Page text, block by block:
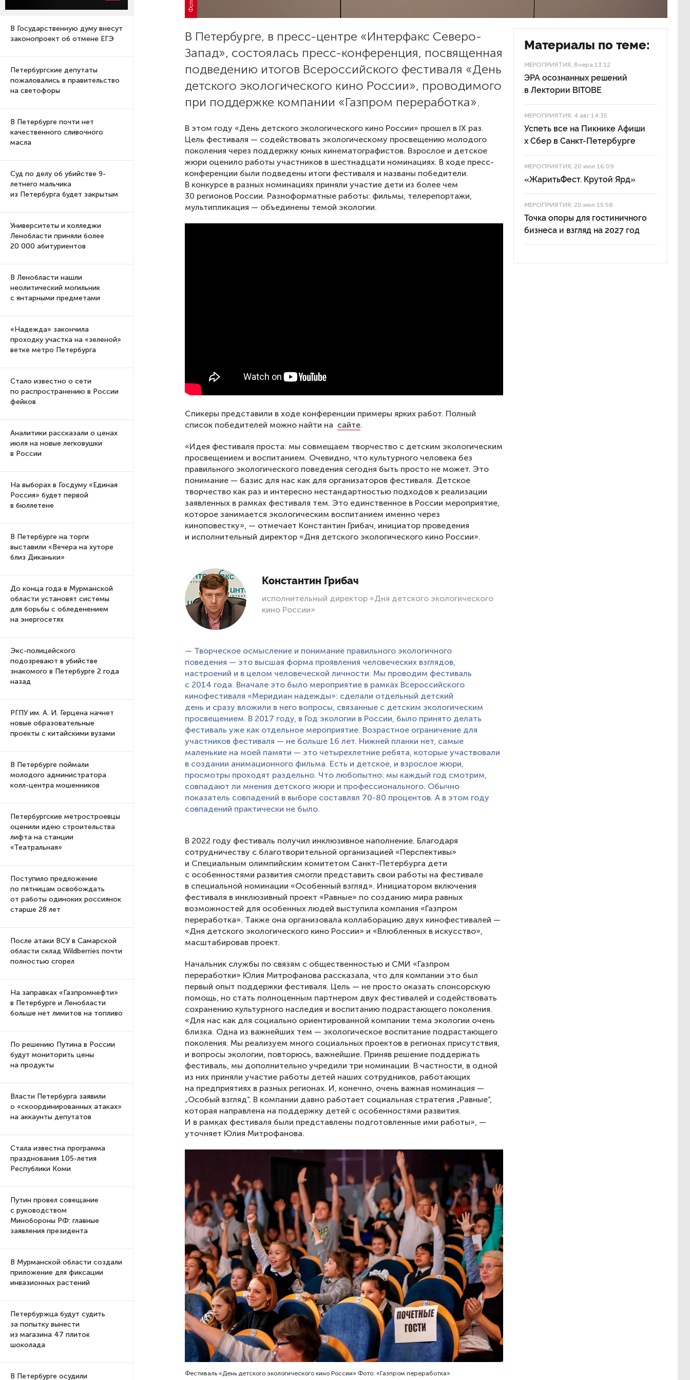
В Государственную думу внесут
законопроект об отмене ЕГЭ
Петербургские депутаты
пожаловались в правительство
на светофоры
В Петербурге почти нет
качественного сливочного
масла
Суд по делу об убийстве 9-
летнего мальчика
из Петербурга будет закрытым
Университеты и колледжи
Ленобласти приняли более
20 000 абитуриентов
В Ленобласти нашли
неолитический могильник
с янтарными предметами
«Надежда» закончила
проходку участка на «зеленой»
ветке метро Петербурга
Стало известно о сети
по распространению в России
фейков
Аналитики рассказали о ценах
июля на новые легковушки
в России
На выборах в Госдуму «Единая
Россия» будет первой
в бюллетене
В Петербурге на торги
выставили «Вечера на хуторе
близ Диканьки»
До конца года в Мурманской
области установят системы
для борьбы с обледенением
на энергосетях
Экс-полицейского
подозревают в убийстве
знакомого в Петербурге 2 года
назад
РГПУ им. А. И. Герцена начнет
новые образовательные
проекты с китайскими вузами
В Петербурге поймали
молодого администратора
колл-центра мошенников
Петербургские метростроевцы
оценили идею строительства
лифта на станции
«Театральная»
Поступило предложение
по пятницам освобождать
от работы одиноких россиянок
старше 28 лет
После атаки ВСУ в Самарской
области склад Wildberries почти
полностью сгорел
На заправках «Газпромнефти»
в Петербурге и Ленобласти
больше нет лимитов на топливо
По решению Путина в России
будут мониторить цены
на продукты
Власти Петербурга заявили
о «скоординированных атаках»
на аккаунты депутатов
Стала известна программа
празднования 105-летия
Республики Коми
Путин провел совещание
с руководством
Минобороны РФ: главные
заявления президента
В Мурманской области создали
приложение для фиксации
инвазионных растений
Петербуржца будут судить
за попытку вынести
из магазина 47 плиток
шоколада
В Петербурге осудили
В Петербурге, в пресс-центре «Интерфакс Северо-
Запад», состоялась пресс-конференция, посвященная
подведению итогов Всероссийского фестиваля «День
детского экологического кино России», проводимого
при поддержке компании «Газпром переработка».
В этом году «День детского экологического кино России» прошел в IX раз.
Цель фестиваля — содействовать экологическому просвещению молодого
поколения через поддержку юных кинематографистов. Взрослое и детское
жюри оценило работы участников в шестнадцати номинациях. В ходе пресс-
конференции были подведены итоги фестиваля и названы победители.
В конкурсе в разных номинациях приняли участие дети из более чем
30 регионов России. Разноформатные работы: фильмы, телерепортажи,
мультипликация — объединены темой экологии.
Спикеры представили в ходе конференции примеры ярких работ. Полный
список победителей можно найти на сайте.
«Идея фестиваля проста: мы совмещаем творчество с детским экологическим
просвещением и воспитанием. Очевидно, что культурного человека без
правильного экологического поведения сегодня быть просто не может. Это
понимание — базис для нас как для организаторов фестиваля. Детское
творчество как раз и интересно нестандартностью подходов к реализации
заявленных в рамках фестиваля тем. Это единственное в России мероприятие,
которое занимается экологическим воспитанием именно через
киноповестку», — отмечает Константин Грибач, инициатор проведения
и исполнительный директор «Дня детского экологического кино России».
Константин Грибач
исполнительный директор «Дня детского экологического
кино России»
— Творческое осмысление и понимание правильного экологичного
поведения — это высшая форма проявления человеческих взглядов,
настроений и в целом человеческой личности. Мы проводим фестиваль
с 2014 года. Вначале это было мероприятие в рамках Всероссийского
кинофестиваля «Меридиан надежды»: сделали отдельный детский
день и сразу вложили в него вопросы, связанные с детским экологическим
просвещением. В 2017 году, в Год экологии в России, было принято делать
фестиваль уже как отдельное мероприятие. Возрастное ограничение для
участников фестиваля — не больше 16 лет. Нижней планки нет, самые
маленькие на моей памяти — это четырехлетние ребята, которые участвовали
в создании анимационного фильма. Есть и детское, и взрослое жюри,
просмотры проходят раздельно. Что любопытно: мы каждый год смотрим,
совпадают ли мнения детского жюри и профессионального. Обычно
показатель совпадений в выборе составлял 70-80 процентов. А в этом году
совпадений практически не было.
В 2022 году фестиваль получил инклюзивное наполнение. Благодаря
сотрудничеству с благотворительной организацией «Перспективы»
и Специальным олимпийским комитетом Санкт-Петербурга дети
с особенностями развития смогли представить свои работы на фестивале
в специальной номинации «Особенный взгляд». Инициатором включения
фестиваля в инклюзивный проект «Равные» по созданию мира равных
возможностей для особенных людей выступила компания «Газпром
переработка». Также она организовала коллаборацию двух кинофестивалей —
«Дня детского экологического кино России» и «Влюбленных в искусство»,
масштабировав проект.
Начальник службы по связям с общественностью и СМИ «Газпром
переработки» Юлия Митрофанова рассказала, что для компании это был
первый опыт поддержки фестиваля. Цель — не просто оказать спонсорскую
помощь, но стать полноценным партнером двух фестивалей и содействовать
сохранению культурного наследия и воспитанию подрастающего поколения.
«Для нас как для социально ориентированной компании тема экологии очень
близка. Одна из важнейших тем — экологическое воспитание подрастающего
поколения. Мы реализуем много социальных проектов в регионах присутствия,
и вопросы экологии, повторюсь, важнейшие. Приняв решение поддержать
фестиваль, мы дополнительно учредили три номинации. В частности, в одной
из них приняли участие работы детей наших сотрудников, работающих
на предприятиях в разных регионах. И, конечно, очень важная номинация —
„Особый взгляд“. В компании давно работает социальная стратегия „Равные“,
которая направлена на поддержку детей с особенностями развития.
И в рамках фестиваля были представлены подготовленные ими работы», —
уточняет Юлия Митрофанова.
Фестиваль «День детского экологического кино России» Фото: «Газпром переработка»
Материалы по теме:
МЕРОПРИЯТИЯ, Вчера 13:12
ЭРА осознанных решений
в Лектории BITOBE
МЕРОПРИЯТИЯ, 4 авг 14:35
Успеть все на Пикнике Афиши
x Сбер в Санкт-Петербурге
МЕРОПРИЯТИЯ, 20 июл 16:09
«ЖаритьФест. Крутой Ярд»
МЕРОПРИЯТИЯ, 20 июл 15:58
Точка опоры для гостиничного
бизнеса и взгляд на 2027 год